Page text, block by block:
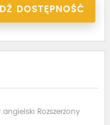
DOSTĘPNOŚĆ
Rozszerzony